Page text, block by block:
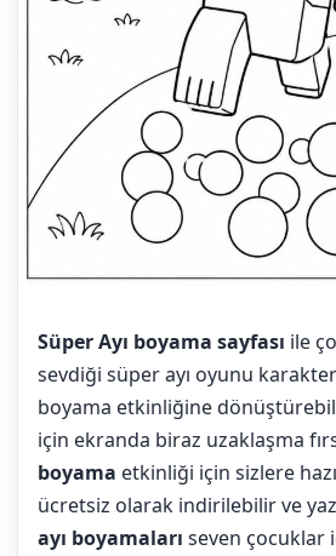
Süper Ayı boyama sayfası ile
sevdiği süper ayı oyunu
boyama etkinliğine
için ekranda biraz uzaklaşma
boyama etkinliği için sizlere
ücretsiz olarak indirilebilir ve
ayı boyamaları seven çocuklar